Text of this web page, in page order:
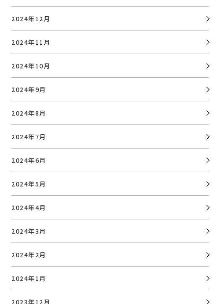
2024年12月
2024年11月
2024年10月
2024年9月
2024年8月
2024年7月
2024年6月
2024年5月
2024年4月
2024年3月
2024年2月
2024年1月
2023年12月